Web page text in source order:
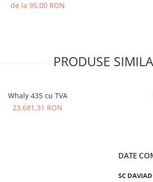
de la 95,00 RON
PRODUSE
Whaly 435 cu TVA
23.681,31 RON
DATE
SC